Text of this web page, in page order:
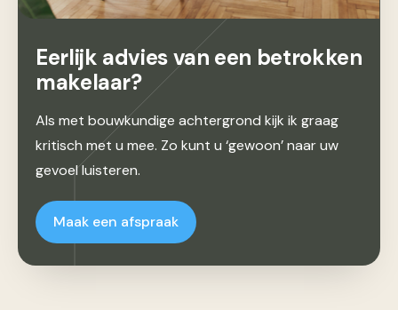
Eerlijk advies van een betrokken
makelaar?
Als met bouwkundige achtergrond kijk ik graag
kritisch met u mee. Zo kunt u ‘gewoon’ naar uw
gevoel luisteren.
Maak een afspraak